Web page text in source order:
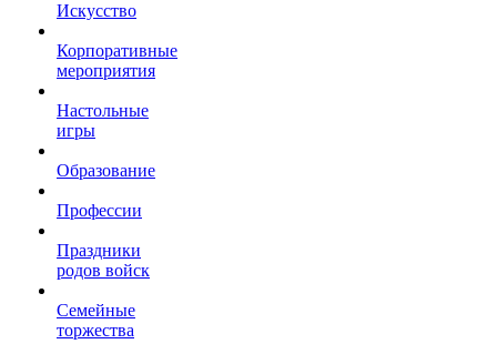
Искусство
Корпоративные
мероприятия
Настольные
игры
Образование
Профессии
Праздники
родов войск
Семейные
торжества